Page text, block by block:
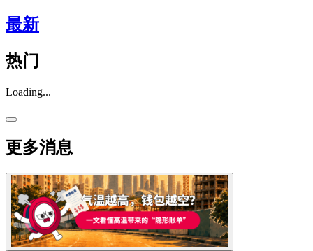
最新
热门
Loading...
更多消息